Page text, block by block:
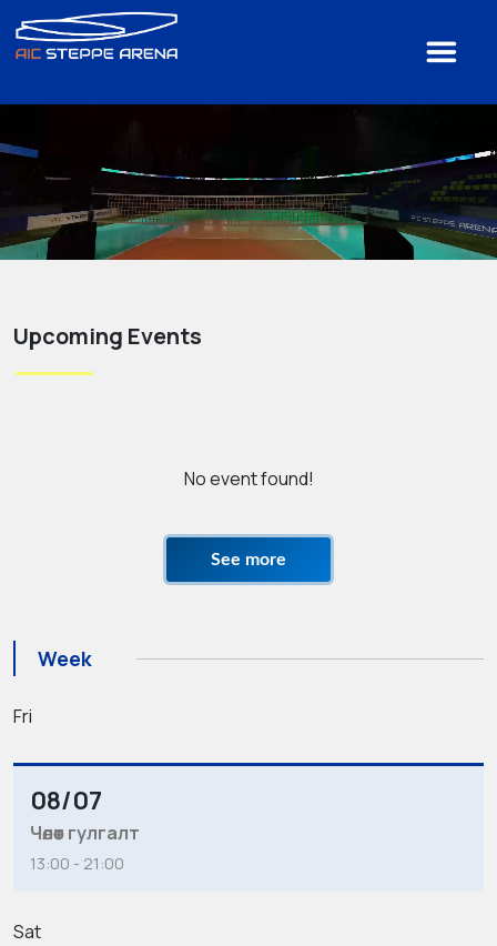
Upcoming Events
No event found!
See more
Week
Fri
08/07
Чөлөөт гулгалт
13:00 - 21:00
Sat